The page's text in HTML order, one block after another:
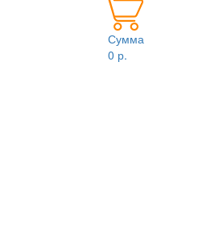
Сумма
0 р.